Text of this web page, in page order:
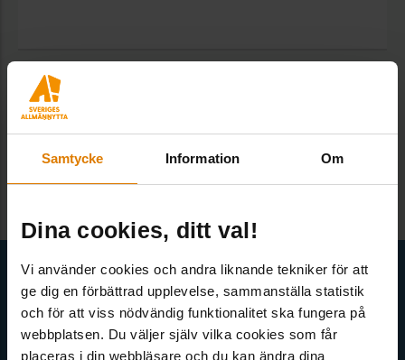
Samtycke Information Om
Dina cookies, ditt val!
Vi använder cookies och andra liknande tekniker för att
ge dig en förbättrad upplevelse, sammanställa statistik
och för att viss nödvändig funktionalitet ska fungera på
webbplatsen. Du väljer själv vilka cookies som får
placeras i din webbläsare och du kan ändra dina
TILLBAKA TILL ÖVERSIKTEN
Få senaste nytt direkt i din inkorg
Här kan du välja att prenumerera på våra olika nyhetsbrev och
utskick. Nyheter från Sveriges Allmännytta, Allmännyttan
Akademi, Allmännyttans Klimatinitiativ och för dig som är